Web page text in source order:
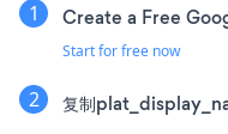
Create a Free
Start for free now
复制